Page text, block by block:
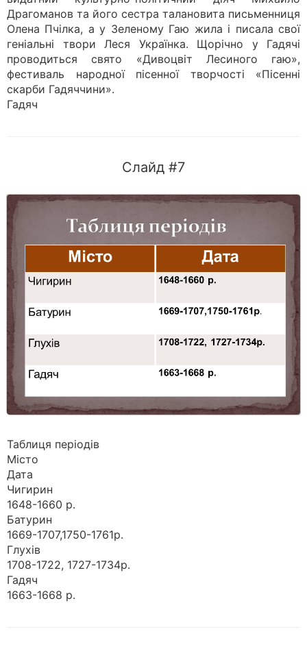
Драгоманов та його сестра талановита письменниця
Олена Пчілка, а у Зеленому Гаю жила і писала свої
геніальні твори Леся Українка. Щорічно у Гадячі
проводиться свято «Дивоцвіт Лесиного гаю»,
фестиваль народної пісенної творчості «Пісенні
скарби Гадяччини».
Гадяч
Слайд #7
Таблиця періодів
Місто
Дата
Чигирин
1648-1660 р.
Батурин
1669-1707,1750-1761р.
Глухів
1708-1722, 1727-1734р.
Гадяч
1663-1668 р.